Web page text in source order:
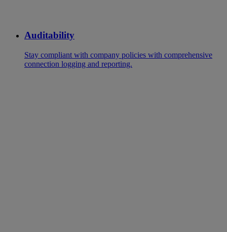
Auditability
Stay compliant with company policies with comprehensive
connection logging and reporting.